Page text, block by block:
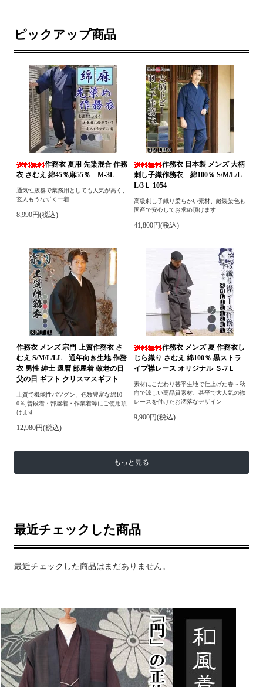
ピックアップ商品
作務衣 夏用 先染混合 作務
衣 さむえ 綿45％麻55％ M-3L
通気性抜群で業務用としても人気が高く、
玄人もうなずく一着
8,990円(税込)
作務衣 日本製 メンズ 大柄
刺し子織作務衣 綿100％ S/M/L/L
L/3Ｌ 1054
高級刺し子織り柔らかい素材、縫製染色も
国産で安心してお求め頂けます
41,800円(税込)
作務衣 メンズ 宗門-上質作務衣 さ
むえ S/M/L/LL 通年向き生地 作務
衣 男性 紳士 還暦 部屋着 敬老の日
父の日 ギフト クリスマスギフト
上質で機能性バツグン、色数豊富な綿10
0％,普段着・部屋着・作業着等にご使用頂
けます
12,980円(税込)
作務衣 メンズ 夏 作務衣し
じら織り さむえ 綿100％ 黒ストラ
イプ襟レース オリジナル Ｓ-7Ｌ
素材にこだわり甚平生地で仕上げた春～秋
向で涼しい高品質素材、甚平で大人気の襟
レースを付けたお洒落なデザイン
9,900円(税込)
もっと見る
最近チェックした商品
最近チェックした商品はまだありません。